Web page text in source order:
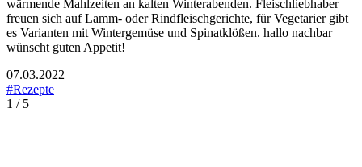
wärmende Mahlzeiten an kalten Winterabenden. Fleischliebhaber
freuen sich auf Lamm- oder Rindfleischgerichte, für Vegetarier gibt
es Varianten mit Wintergemüse und Spinatklößen. hallo nachbar
wünscht guten Appetit!
07.03.2022
#Rezepte
1 / 5